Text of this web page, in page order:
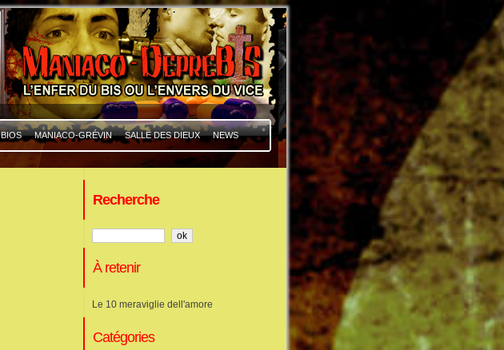
BIOS MANIACO-GRÉVIN SALLE DES DIEUX NEWS
Recherche
À retenir
Le 10 meraviglie dell'amore
Catégories